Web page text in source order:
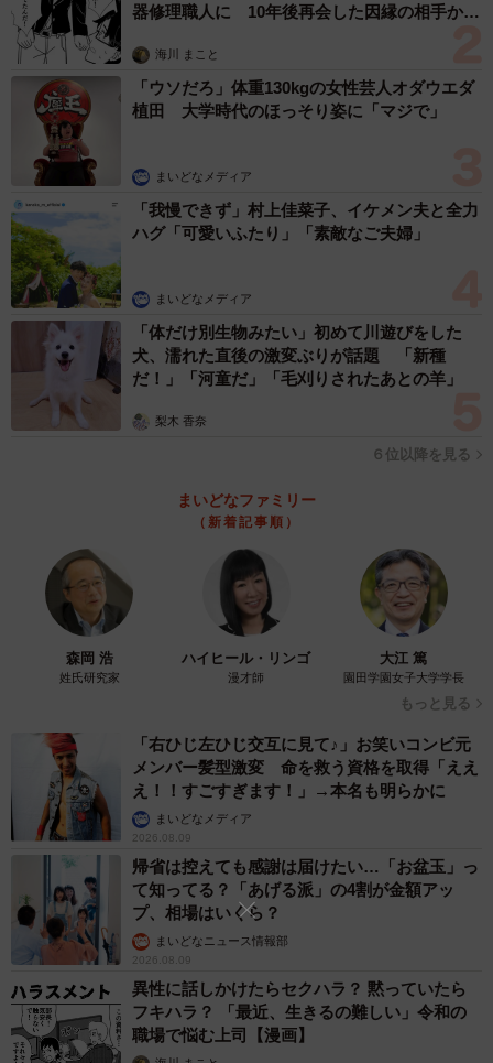
実はふたりのサイズ違うんです…（「かぎしっぽすず&つむぎ」さん提
供、Twitterよりキャプチャ撮影）
――最近のふたりの仲は。
「ふたりの仲はより一層深まってます。遊ぶ時も寝る時も
もまたふたりの仲がいい証拠だと思ってます」
器修理職人に 10年後再会した因縁の相手から
海川 まこと
「ウソだろ」体重130kgの女性芸人オダウエダ
植田 大学時代のほっそり姿に「マジで」
まいどなメディア
「我慢できず」村上佳菜子、イケメン夫と全力
ハグ「可愛いふたり」「素敵なご夫婦」
まいどなメディア
「体だけ別生物みたい」初めて川遊びをした
犬、濡れた直後の激変ぶりが話題 「新種
だ！」「河童だ」「毛刈りされたあとの羊」
梨木 香奈
６位以降を見る
まいどなファミリー
（新着記事順）
森岡 浩
姓氏研究家
ハイヒール・リンゴ
漫才師
大江 篤
園田学園女子大学学長
もっと見る
「右ひじ左ひじ交互に見て♪」お笑いコンビ元
メンバー髪型激変 命を救う資格を取得「ええ
え！！すごすぎます！」→本名も明らかに
まいどなメディア
2026.08.09
帰省は控えても感謝は届けたい…「お盆玉」っ
て知ってる？「あげる派」の4割が金額アッ
プ、相場はいくら？
まいどなニュース情報部
2026.08.09
異性に話しかけたらセクハラ？ 黙っていたら
フキハラ？ 「最近、生きるの難しい」令和の
職場で悩む上司【漫画】